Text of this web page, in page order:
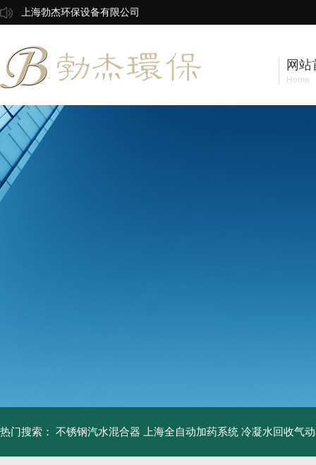
上海勃杰环保设备有限公司
网站
Home
热门搜索： 不锈钢汽水混合器 上海全自动加药系统 冷凝水回收气